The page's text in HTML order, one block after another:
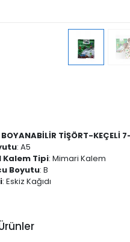
TİŞÖRT-KEÇELİ
: A5
Tipi: Mimari Kalem
Boyutu: B
: Eskiz Kağıdı